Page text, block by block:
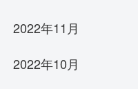
2022年11月
2022年10月